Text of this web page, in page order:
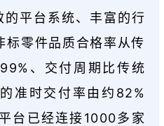
的平台系统、丰富的行
标零件品质合格率从传
、交付周期比传统
准时交付率由约82%
台已经连接1000多家